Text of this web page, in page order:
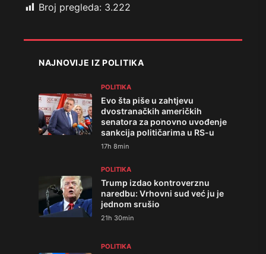
Broj pregleda: 3.222
NAJNOVIJE IZ POLITIKA
POLITIKA
Evo šta piše u zahtjevu
dvostranačkih američkih
senatora za ponovno uvođenje
sankcija političarima u RS-u
17h 8min
POLITIKA
Trump izdao kontroverznu
naredbu: Vrhovni sud već ju je
jednom srušio
21h 30min
POLITIKA